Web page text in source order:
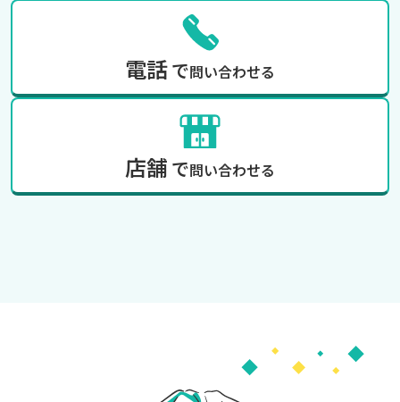
電話で問い合わせる
店舗 で問い合わせる